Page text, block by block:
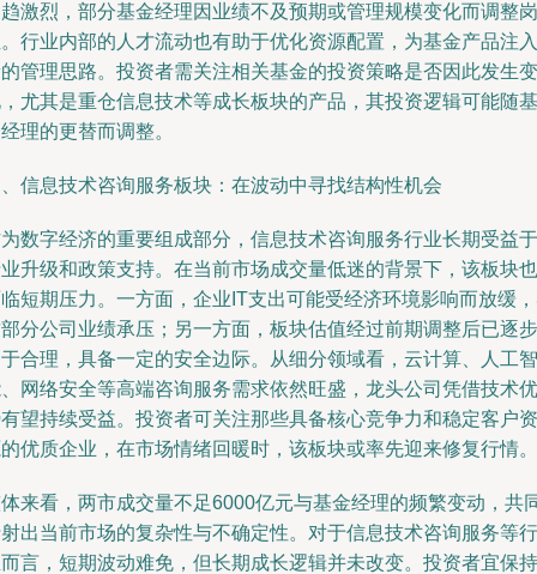
激烈，部分基金经理因业绩不及预期或管理规模变化而调整岗
行业内部的人才流动也有助于优化资源配置，为基金产品注入
管理思路。投资者需关注相关基金的投资策略是否因此发生变
尤其是重仓信息技术等成长板块的产品，其投资逻辑可能随基
理的更替而调整。
信息技术咨询服务板块：在波动中寻找结构性机会
数字经济的重要组成部分，信息技术咨询服务行业长期受益于
升级和政策支持。在当前市场成交量低迷的背景下，该板块也
短期压力。一方面，企业IT支出可能受经济环境影响而放缓
分公司业绩承压；另一方面，板块估值经过前期调整后已逐步
合理，具备一定的安全边际。从细分领域看，云计算、人工智
网络安全等高端咨询服务需求依然旺盛，龙头公司凭借技术优
望持续受益。投资者可关注那些具备核心竞争力和稳定客户资
优质企业，在市场情绪回暖时，该板块或率先迎来修复行情。
来看，两市成交量不足6000亿元与基金经理的频繁变动，共
出当前市场的复杂性与不确定性。对于信息技术咨询服务等行
言，短期波动难免，但长期成长逻辑并未改变。投资者宜保持